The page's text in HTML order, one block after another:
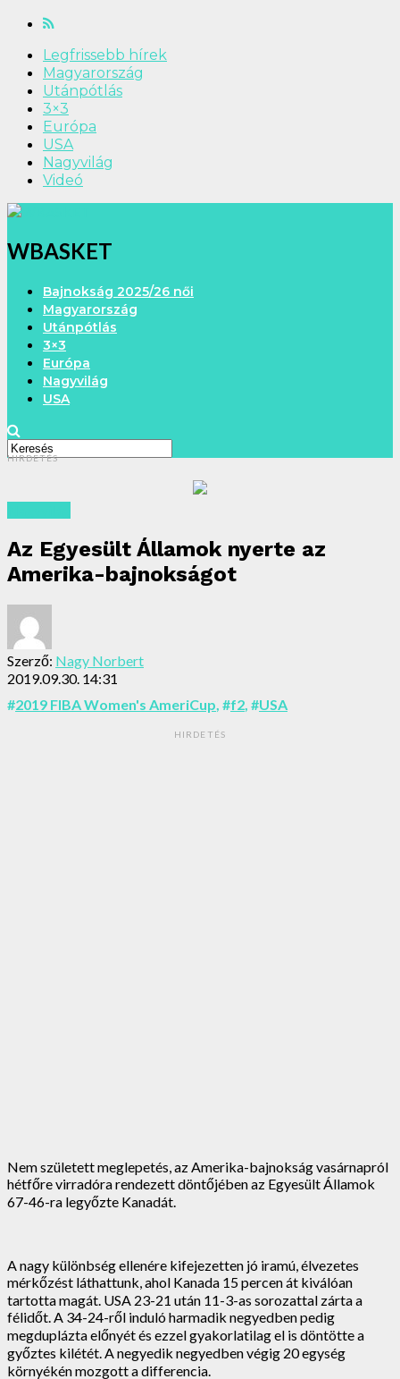
Legfrissebb hírek
Magyarország
Utánpótlás
3×3
Európa
USA
Nagyvilág
Videó
WBASKET
Bajnokság 2025/26 női
Magyarország
Utánpótlás
3×3
Európa
Nagyvilág
USA
HIRDETÉS
Az Egyesült Államok nyerte az
Amerika-bajnokságot
Szerző: Nagy Norbert
2019.09.30. 14:31
#2019 FIBA Women's AmeriCup , #f2 , #USA
HIRDETÉS
Nem született meglepetés, az Amerika-bajnokság vasárnapról
hétfőre virradóra rendezett döntőjében az Egyesült Államok
67-46-ra legyőzte Kanadát.
A nagy különbség ellenére kifejezetten jó iramú, élvezetes
mérkőzést láthattunk, ahol Kanada 15 percen át kiválóan
tartotta magát. USA 23-21 után 11-3-as sorozattal zárta a
félidőt. A 34-24-ről induló harmadik negyedben pedig
megduplázta előnyét és ezzel gyakorlatilag el is döntötte a
győztes kilétét. A negyedik negyedben végig 20 egység
környékén mozgott a differencia.